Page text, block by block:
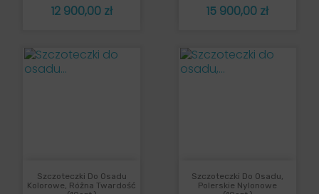
Cena
12 900,00 zł Cena
15 900,00 zł
Szczoteczki Do Osadu
Kolorowe, Różna Twardość
Szczoteczki Do Osadu,
Polerskie Nylonowe